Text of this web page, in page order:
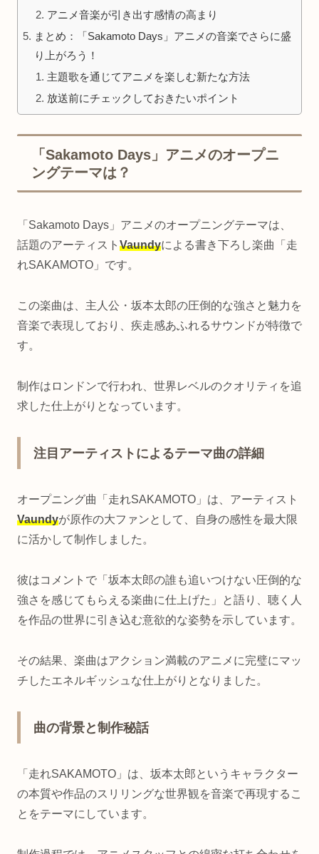
アニメ音楽が引き出す感情の高まり
まとめ：「Sakamoto Days」アニメの音楽でさらに盛
り上がろう！
主題歌を通じてアニメを楽しむ新たな方法
放送前にチェックしておきたいポイント
「Sakamoto Days」アニメのオープニ
ングテーマは？
「Sakamoto Days」アニメのオープニングテーマは、
話題のアーティスト Vaundyによる書き下ろし楽曲「走
れSAKAMOTO」です。
この楽曲は、主人公・坂本太郎の圧倒的な強さと魅力を
音楽で表現しており、疾走感あふれるサウンドが特徴で
す。
制作はロンドンで行われ、世界レベルのクオリティを追
求した仕上がりとなっています。
注目アーティストによるテーマ曲の詳細
オープニング曲「走れSAKAMOTO」は、アーティスト
Vaundyが原作の大ファンとして、自身の感性を最大限
に活かして制作しました。
彼はコメントで「坂本太郎の誰も追いつけない圧倒的な
強さを感じてもらえる楽曲に仕上げた」と語り、聴く人
を作品の世界に引き込む意欲的な姿勢を示しています。
その結果、楽曲はアクション満載のアニメに完璧にマッ
チしたエネルギッシュな仕上がりとなりました。
曲の背景と制作秘話
「走れSAKAMOTO」は、坂本太郎というキャラクター
の本質や作品のスリリングな世界観を音楽で再現するこ
とをテーマにしています。